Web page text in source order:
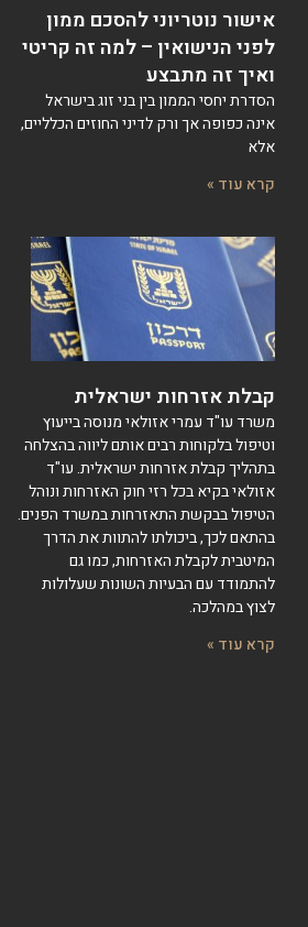
אישור נוטריוני להסכם ממון
לפני הנישואין – למה זה קריטי
ואיך זה מתבצע
הסדרת יחסי הממון בין בני זוג בישראל
אינה כפופה אך ורק לדיני החוזים הכלליים,
אלא
קרא עוד »
קבלת אזרחות ישראלית
משרד עו"ד עמרי אזולאי מנוסה בייעוץ
וטיפול בלקוחות רבים אותם ליווה בהצלחה
בתהליך קבלת אזרחות ישראלית. עו"ד
אזולאי בקיא בכל רזי חוק האזרחות ונוהל
הטיפול בבקשת התאזרחות במשרד הפנים.
בהתאם לכך, ביכולתו להתוות את הדרך
המיטבית לקבלת האזרחות, כמו גם
להתמודד עם הבעיות השונות שעלולות
לצוץ במהלכה.
קרא עוד »